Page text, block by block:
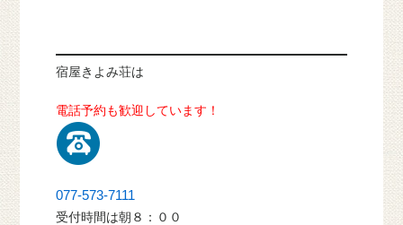
宿屋きよみ荘は
電話予約も歓迎しています！
077-573-7111
受付時間は朝８：００